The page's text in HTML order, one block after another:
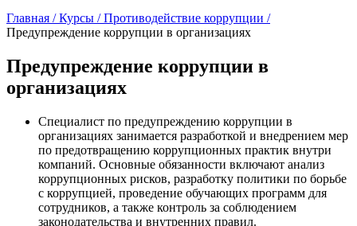
Главная /Курсы /Противодействие коррупции /
Предупреждение коррупции в организациях
Предупреждение коррупции в
организациях
Специалист по предупреждению коррупции в
организациях занимается разработкой и внедрением мер
по предотвращению коррупционных практик внутри
компаний. Основные обязанности включают анализ
коррупционных рисков, разработку политики по борьбе
с коррупцией, проведение обучающих программ для
сотрудников, а также контроль за соблюдением
законодательства и внутренних правил.